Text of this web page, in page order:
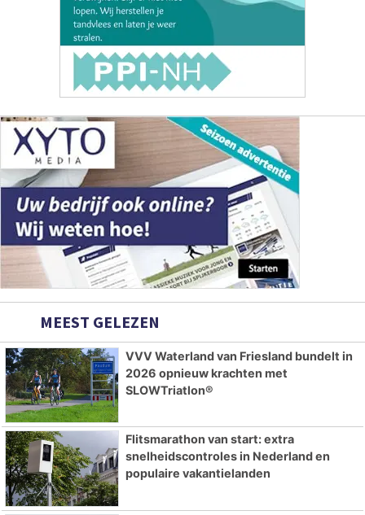
MEEST GELEZEN
VVV Waterland van Friesland bundelt in
2026 opnieuw krachten met
SLOWTriatlon®
Flitsmarathon van start: extra
snelheidscontroles in Nederland en
populaire vakantielanden